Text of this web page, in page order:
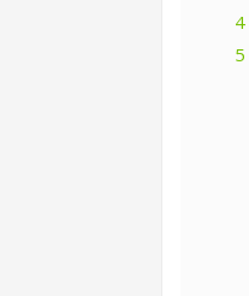
4
5